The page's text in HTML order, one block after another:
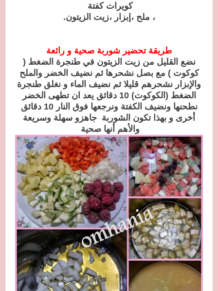
كويرات كفتة
، ملح ،إبزار ،زيت الزيتون.
طريقة تحضير شوربة صحية و رائعة
نضع القليل من زيت الزيتون في طنجرة الضغط (
كوكوت ) مع بصل نشحرها ثم نضيف الخضر والملح
والإبزار نشحرهم قليلا ثم نضيف الماء و نغلق طنجرة
الضغط (الكوكوت) 10 دقائق يعد ان تطهى الخضر
نطحنها ونضيف الكفتة ونرجعها فوق النار 10 دقائق
أخرى و بهذا تكون الشوربة جاهزو سهلة وسريعة
والأهم أنها صحية